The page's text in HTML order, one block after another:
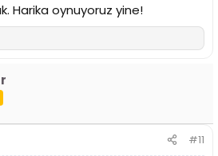
Harika oynuyoruz yine!
#11